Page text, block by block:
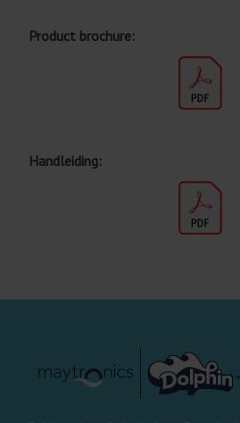
Product brochure:
Handleiding: